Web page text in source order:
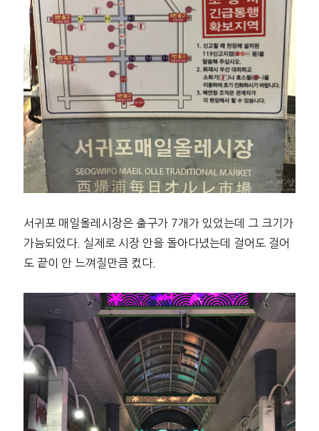
서귀포 매일올레시장은 출구가 7개가 있었는데 그 크기가
가늠되었다. 실제로 시장 안을 돌아다녔는데 걸어도 걸어
도 끝이 안 느껴질만큼 컸다.